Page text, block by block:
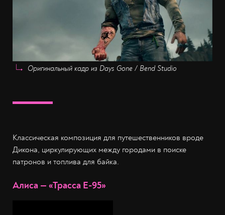
Оригинальный кадр из Days Gone / Bend Studio
Классическая композиция для путешественников вроде
Дикона, циркулирующих между городами в поиске
патронов и топлива для байка.
Алиса — «Трасса Е-95»